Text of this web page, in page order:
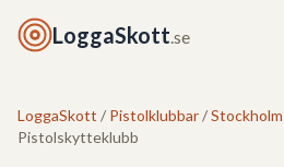
LoggaSkott.se
LoggaSkott / Pistolklubbar/Stockholm
Pistolskytteklubb